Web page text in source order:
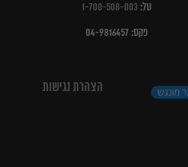
טל:1-700-508-003
פקס: 04-9816457
הצהרת נגישות